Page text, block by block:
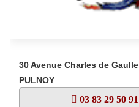
30 Avenue Charles de Gaulle
PULNOY
03 83 29 50 91